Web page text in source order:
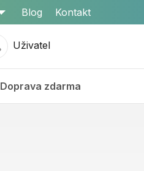
Blog Kontakt
Uživatel
Doprava zdarma